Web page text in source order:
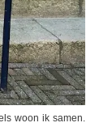
woon ik samen.